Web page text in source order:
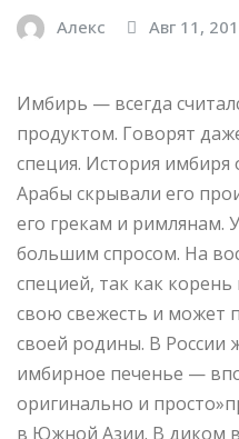
Алекс Авг 11,
Имбирь — всегда
продуктом. Говорят
специя. История имбиря
Арабы скрывали его
его грекам и римлянам.
большим спросом. На
специей, так как
свою свежесть и может
своей родины. В России
имбирное печенье —
оригинально и
в Южной Азии. В диком